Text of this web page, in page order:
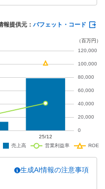
増益となりました。通
り、事業拡大が期待
報提供元： バフェット・コード
生成AI情報の注意事項